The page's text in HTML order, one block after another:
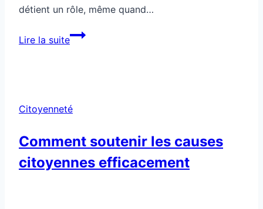
détient un rôle, même quand…
Lire la suiteCitoyenneté
Citoyenneté
Comment soutenir les causes
citoyennes efficacement